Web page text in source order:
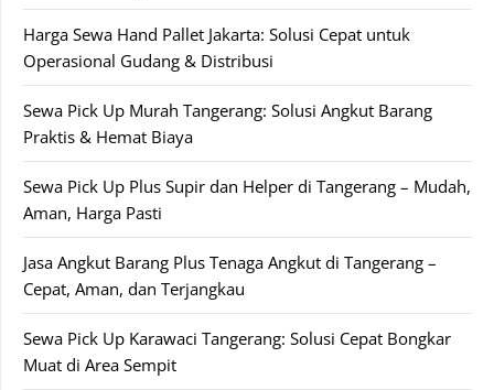
Harga Sewa Hand Pallet Jakarta: Solusi Cepat untuk
Operasional Gudang & Distribusi
Sewa Pick Up Murah Tangerang: Solusi Angkut Barang
Praktis & Hemat Biaya
Sewa Pick Up Plus Supir dan Helper di Tangerang – Mudah,
Aman, Harga Pasti
Jasa Angkut Barang Plus Tenaga Angkut di Tangerang –
Cepat, Aman, dan Terjangkau
Sewa Pick Up Karawaci Tangerang: Solusi Cepat Bongkar
Muat di Area Sempit